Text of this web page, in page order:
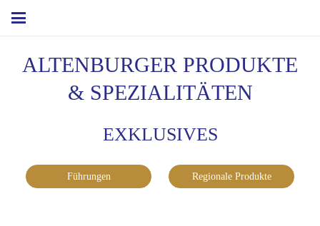
ALTENBURGER PRODUKTE
& SPEZIALITÄTEN
EXKLUSIVES
Führungen Regionale Produkte